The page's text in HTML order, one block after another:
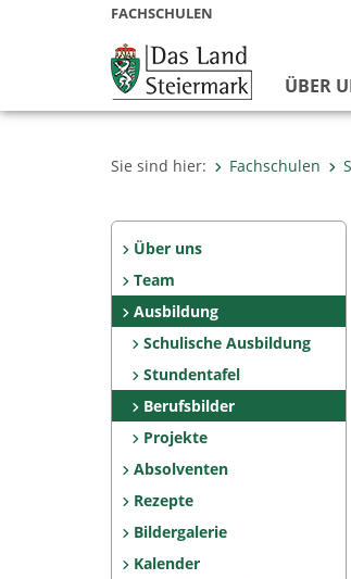
FACHSCHULEN
ÜBER
Sie sind hier: Fachschulen
Über uns
Team
Ausbildung
Schulische Ausbildung
Stundentafel
Berufsbilder
Projekte
Absolventen
Rezepte
Bildergalerie
Kalender